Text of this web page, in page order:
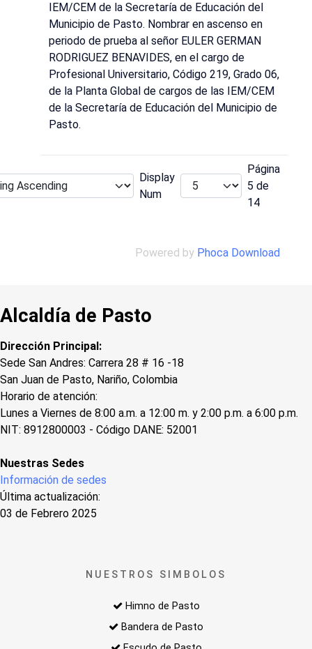
IEM/CEM de la Secretaría de Educación del
Municipio de Pasto. Nombrar en ascenso en
periodo de prueba al señor EULER GERMAN
RODRIGUEZ BENAVIDES, en el cargo de
Profesional Universitario, Código 219, Grado 06,
de la Planta Global de cargos de las IEM/CEM
de la Secretaría de Educación del Municipio de
Pasto.
Display
Num
Página
5 de
14
Powered by Phoca Download
Alcaldía de Pasto
Dirección Principal:
Sede San Andres: Carrera 28 # 16 -18
San Juan de Pasto, Nariño, Colombia
Horario de atención:
Lunes a Viernes de 8:00 a.m. a 12:00 m. y 2:00 p.m. a 6:00 p.m.
NIT: 8912800003 - Código DANE: 52001
Nuestras Sedes
Información de sedes
Última actualización:
03 de Febrero 2025
NUESTROS SIMBOLOS
Himno de Pasto
Bandera de Pasto